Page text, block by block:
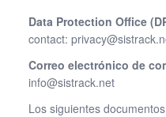
Data Protection Office
contact:
Correo electrónico de
info@sistrack.net
Los siguientes